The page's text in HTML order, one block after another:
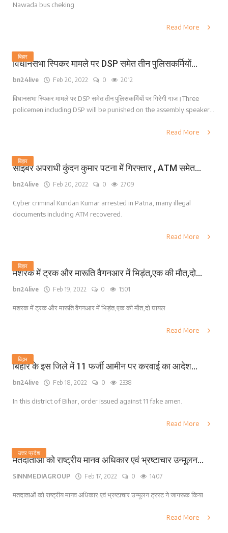
Nawada bus cheking
Read More
बिहार
विधानसभा स्पिकर मामले पर DSP समेत तीन पुलिसकर्मियों...
bn24live Feb 20, 2022 0 2012
विधानसभा स्पिकर मामले पर DSP समेत तीन पुलिसकर्मियों पर गिरेगी गाज।Three
policemen including DSP will be punished on the assembly speaker...
Read More
बिहार
साइबर अपराधी कुंदन कुमार पटना में गिरफ्तार , ATM समेत...
bn24live Feb 20, 2022 0 2709
Cyber ​​criminal Kundan Kumar arrested in Patna, many illegal
documents including ATM recovered.
Read More
बिहार
मशरक में ट्रक और मारूति वैगनआर में भिड़ंत,एक की मौत,दो...
bn24live Feb 19, 2022 0 1501
मशरक में ट्रक और मारूति वैगनआर में भिड़ंत,एक की मौत,दो घायल
Read More
बिहार
बिहार के इस जिले में 11 फर्जी आमीन पर करवाई का आदेश...
bn24live Feb 18, 2022 0 2338
In this district of Bihar, order issued against 11 fake amen.
Read More
उत्तर प्रदेश
मतदाताओं को राष्ट्रीय मानव अधिकार एवं भ्रष्टाचार उन्मूलन...
SINNMEDIAGROUP Feb 17, 2022 0 1407
मतदाताओं को राष्ट्रीय मानव अधिकार एवं भ्रष्टाचार उन्मूलन ट्रस्ट ने जागरूक किया
Read More